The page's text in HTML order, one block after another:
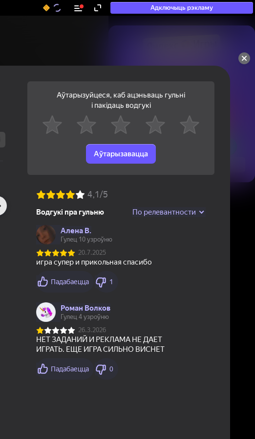
Адключыць рэкламу
50+ тап-гульняў, у якія
гуляюць нават тыя, хто
Аўтарызуйцеся, каб ацэньваць гульні
і пакідаць водгукі
Аўтарызавацца